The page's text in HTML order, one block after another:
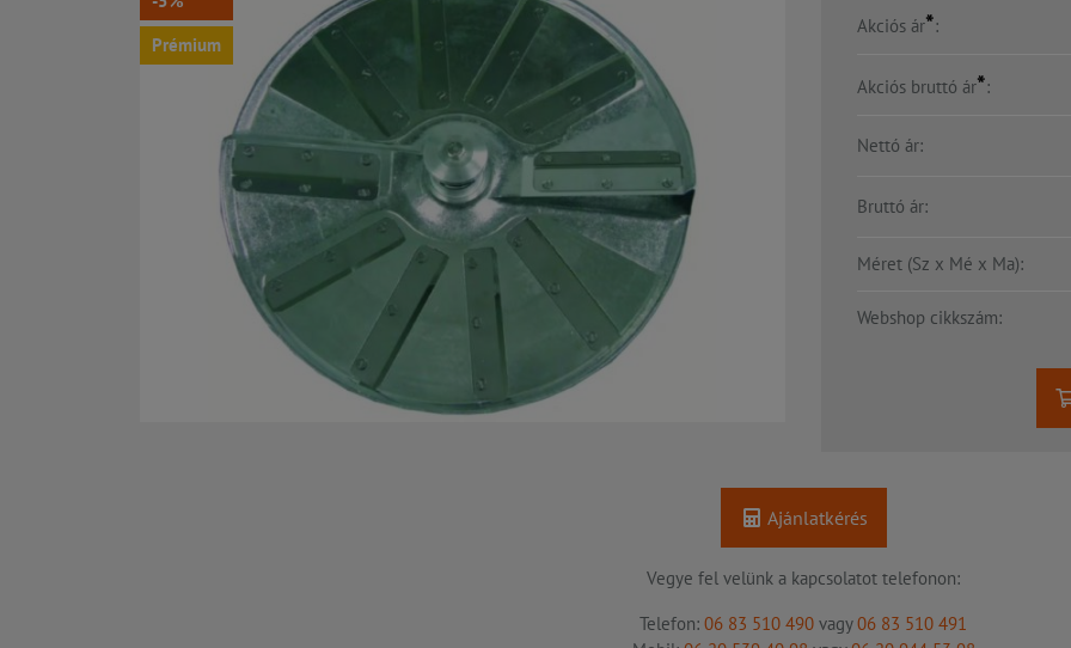
Prémium
Akciós ár*:
Akciós bruttó ár*:
Nettó ár:
Bruttó ár:
Méret (Sz x Mé x Ma):
Webshop cikkszám:
Ajánlatkérés
Vegye fel velünk a kapcsolatot telefonon:
Telefon: 06 83 510 490 vagy06 83 510 491